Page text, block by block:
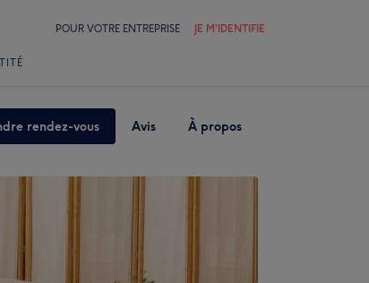
POUR VOTRE ENTREPRISE JE M'IDENTIFIE
rendez-vous Avis À propos